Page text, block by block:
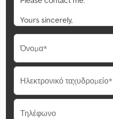
Όνομα*
Ηλεκτρονικό ταχυδρομείο*
Τηλέφωνο